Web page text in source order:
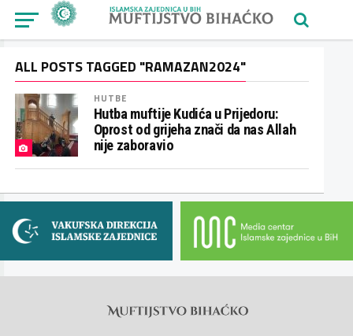
ALL POSTS TAGGED "RAMAZAN2024"
HUTBE
Hutba muftije Kudića u Prijedoru:
Oprost od grijeha znači da nas Allah
nije zaboravio